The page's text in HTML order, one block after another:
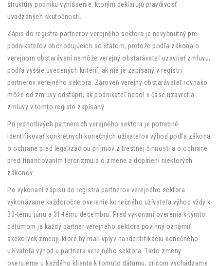
štruktúry podniku vyhlásenie, ktorým deklarujú pravdivosť
uvádzaných skutočnosti.
Zápis do registra partnerov verejného sektora je nevyhnutný pre
podnikateľov obchodujúcich so štátom, pretože podľa zákona o
verejnom obstarávaní nemôže verejný obstarávateľ uzavrieť zmluvu,
podľa vyššie uvedených kritérií, ak nie je zapísaný v registri
partnerov verejného sektora. Zároveň verejný obstarávateľ rovnako
môže od zmluvy odstúpiť, ak podnikateľ nebol v čase uzavretia
zmluvy v tomto registri zapísaný.
Pri jednotlivých partneroch verejného sektora je potrebné
identifikovať konkrétnych konečných užívateľov výhod podľa zákona
o ochrane pred legalizáciou príjmov z trestnej činnosti a o ochrane
pred financovaním terorizmu a o zmene a doplnení niektorých
zákonov.
Po vykonaní zápisu do registra partnerov verejného sektora
vykonávame každoročne overenie konečného užívateľa výhod vždy k
30-tému júnu a 31-tému decembru. Pred vykonaní overenia k týmto
dátumom je každý partner verejného sektora povinný oznámiť
akékoľvek zmeny, ktoré by mali vplyv na identifikáciu konečného
užívateľa výhod u partnera verejného sektora. Tieto zmeny
overujeme u každého klienta k tomuto dátumu, pričom vychádzame